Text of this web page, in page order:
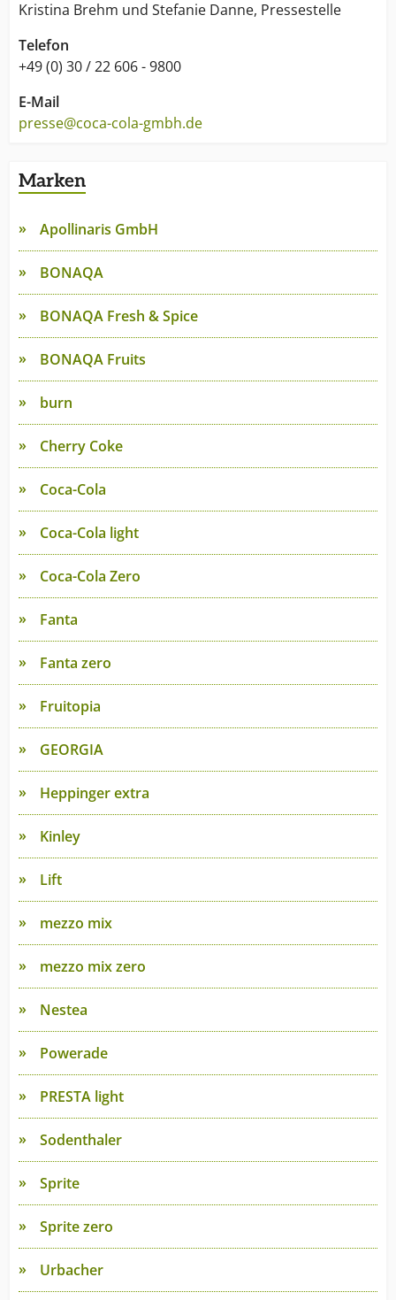
Kristina Brehm und Stefanie Danne, Pressestelle
Telefon
+49 (0) 30 / 22 606 - 9800
E-Mail
presse@coca-cola-gmbh.de
Marken
Apollinaris GmbH
BONAQA
BONAQA Fresh & Spice
BONAQA Fruits
burn
Cherry Coke
Coca-Cola
Coca-Cola light
Coca-Cola Zero
Fanta
Fanta zero
Fruitopia
GEORGIA
Heppinger extra
Kinley
Lift
mezzo mix
mezzo mix zero
Nestea
Powerade
PRESTA light
Sodenthaler
Sprite
Sprite zero
Urbacher